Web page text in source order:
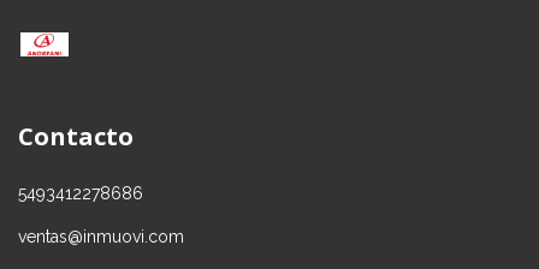
Contacto
5493412278686
ventas@inmuovi.com